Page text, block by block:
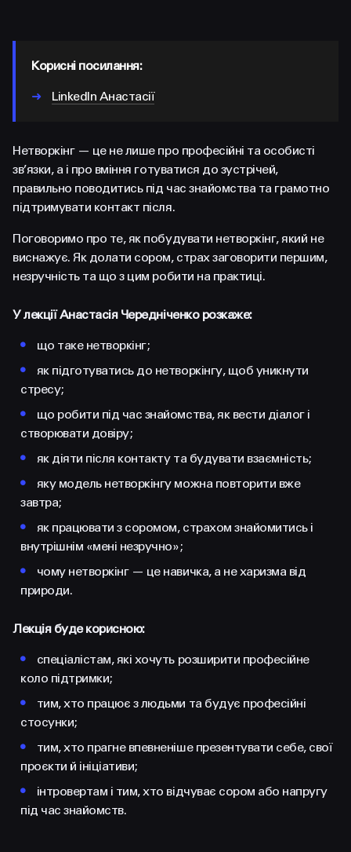
Корисні посилання:
➜ LinkedIn Анастасії
Нетворкінг — це не лише про професійні та особисті
зв’язки, а і про вміння готуватися до зустрічей,
правильно поводитись під час знайомства та грамотно
підтримувати контакт після.
Поговоримо про те, як побудувати нетворкінг, який не
виснажує. Як долати сором, страх заговорити першим,
незручність та що з цим робити на практиці.
У лекції Анастасія Чередніченко розкаже:
•
що таке нетворкінг;
•
як підготуватись до нетворкінгу, щоб уникнути
стресу;
•
що робити під час знайомства, як вести діалог і
створювати довіру;
•
як діяти після контакту та будувати взаємність;
•
яку модель нетворкінгу можна повторити вже
завтра;
•
як працювати з соромом, страхом знайомитись і
внутрішнім «мені незручно»;
•
чому нетворкінг — це навичка, а не харизма від
природи.
Лекція буде корисною:
•
спеціалістам, які хочуть розширити професійне
коло підтримки;
•
тим, хто працює з людьми та будує професійні
стосунки;
•
тим, хто прагне впевненіше презентувати себе, свої
проєкти й ініціативи;
•
інтровертам і тим, хто відчуває сором або напругу
під час знайомств.